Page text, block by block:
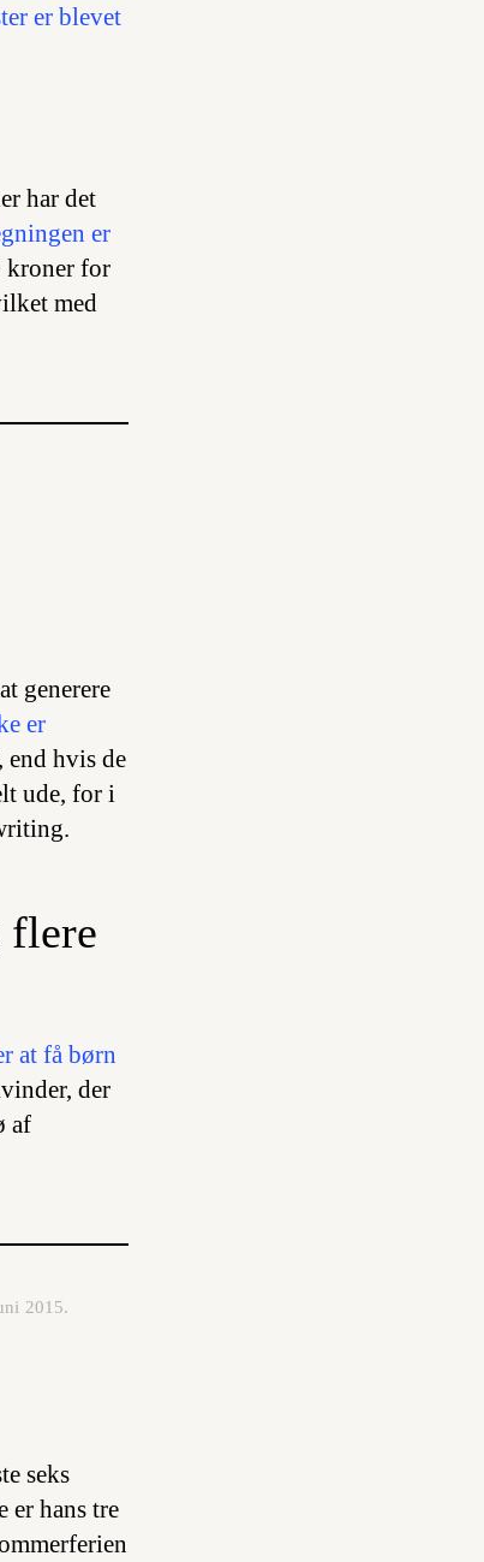
er blevet
har det
er
kroner for
med
generere
er
hvis de
ude, for i
.
flere
at få børn
der
af
2015.
seks
er hans tre